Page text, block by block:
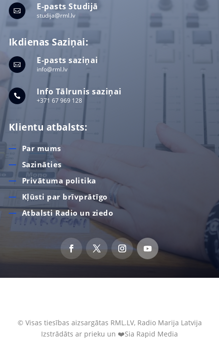
 E-pasts Studijā
studija@rml.lv
Ikdienas Saziņai:
 E-pasts saziņai
info@rml.lv
 Info Tālrunis saziņai
+371 67 969 128
Klientu atbalsts:
Par mums
Sazināties
Privātuma politika
Kļūsti par brīvprātīgo
Atbalsti Radio un ziedo
© Visas tiesības aizsargātas RML.LV, Radio Marija Latvija
Izstrādāts ar prieku un ❤️Sia Rapid Media